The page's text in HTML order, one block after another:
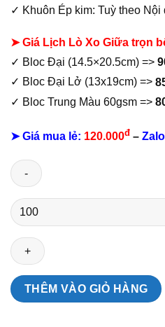
✓ Khuôn Ép kim: Tuỳ theo Nội
➤ Giá Lịch Lò Xo Giữa trọn
✓ Bloc Đại (14.5×20.5cm) =>
✓ Bloc Đại Lở (13x19cm) =>
✓ Bloc Trung Màu 60gsm =>
➤ Giá mua lẻ: 120.000đ –
Lịch
bloc
lò
xo
Mai
vàng
THÊM VÀO GIỎ HÀNG